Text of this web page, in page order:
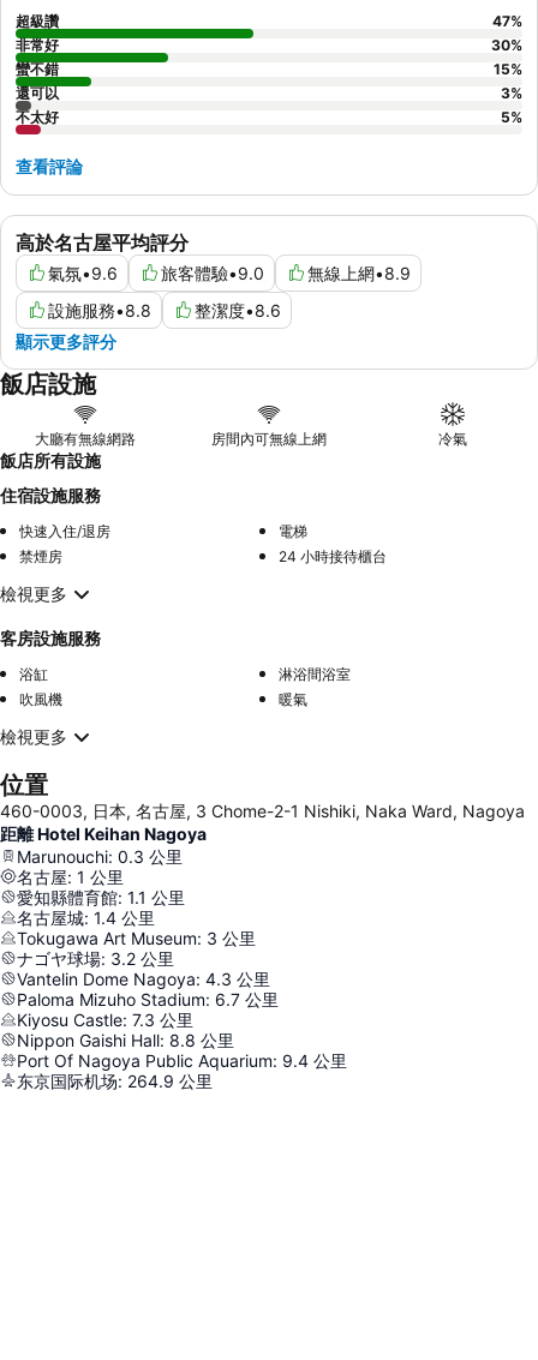
高於名古屋平均評分
氣氛•9.6 旅客體驗•9.0 無線上網•8.9
設施服務•8.8 整潔度•8.6
顯示更多評分
超級讚 47%
非常好
30%
蠻不錯
15%
還可以
3%
不太好
5%
查看評論
飯店設施
大廳有無線網路 房間內可無線上網 冷氣
飯店所有設施
住宿設施服務
快速入住/退房
電梯
禁煙房
24 小時接待櫃台
檢視更多
客房設施服務
浴缸
淋浴間浴室
吹風機
暖氣
檢視更多
位置
460-0003, 日本, 名古屋, 3 Chome-2-1 Nishiki, Naka Ward, Nagoya
距離 Hotel Keihan Nagoya
Marunouchi: 0.3 公里
名古屋: 1 公里
愛知縣體育館: 1.1 公里
名古屋城: 1.4 公里
Tokugawa Art Museum: 3 公里
ナゴヤ球場: 3.2 公里
Vantelin Dome Nagoya: 4.3 公里
Paloma Mizuho Stadium: 6.7 公里
Kiyosu Castle: 7.3 公里
Nippon Gaishi Hall: 8.8 公里
Port Of Nagoya Public Aquarium: 9.4 公里
东京国际机场: 264.9 公里